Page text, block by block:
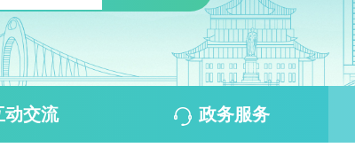
动交流 政务服务